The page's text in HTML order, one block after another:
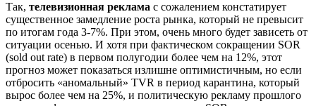
Так, телевизионная реклама с сожалением констатирует
существенное замедление роста рынка, который не превысит
по итогам года 3-7%. При этом, очень много будет зависеть от
ситуации осенью. И хотя при фактическом сокращении SOR
(sold out rate) в первом полугодии более чем на 12%, этот
прогноз может показаться излишне оптимистичным, но если
отбросить «аномальный» TVR в период карантина, который
вырос более чем на 25%, и политическую рекламу прошлого